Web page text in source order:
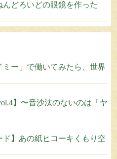
どろいどの眼鏡を作った
ー」で働いてみたら、世界
】〜音沙汰のないのは「ヤ
ド】あの紙ヒコーキくもり空